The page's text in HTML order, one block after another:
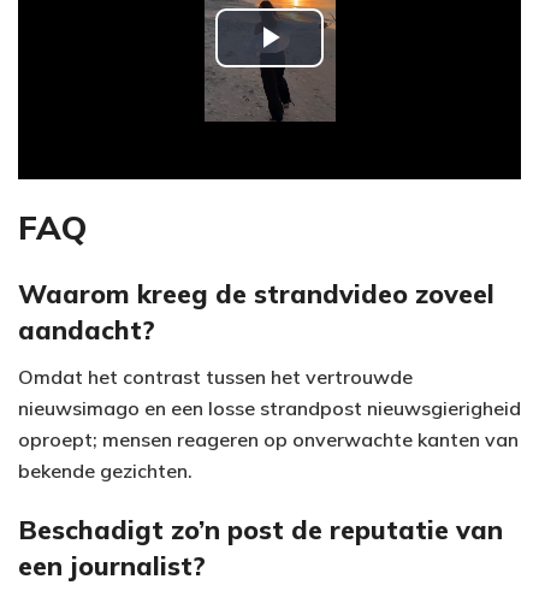
P
l
a
V
d
e
FAQ
Waarom kreeg de strandvideo zoveel
aandacht?
Omdat het contrast tussen het vertrouwde
nieuwsimago en een losse strandpost nieuwsgierigheid
oproept; mensen reageren op onverwachte kanten van
bekende gezichten.
Beschadigt zo’n post de reputatie van
een journalist?